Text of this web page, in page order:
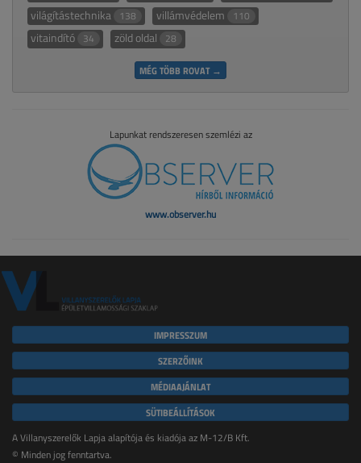
világítástechnika 138 villámvédelem 110
vitaindító 34 zöld oldal 28
MÉG TÖBB ROVAT →
Lapunkat rendszeresen szemlézi az
www.observer.hu
IMPRESSZUM
SZERZŐINK
MÉDIAAJÁNLAT
SÜTIBEÁLLÍTÁSOK
A Villanyszerelők Lapja alapítója és kiadója az M-12/B Kft.
© Minden jog fenntartva.